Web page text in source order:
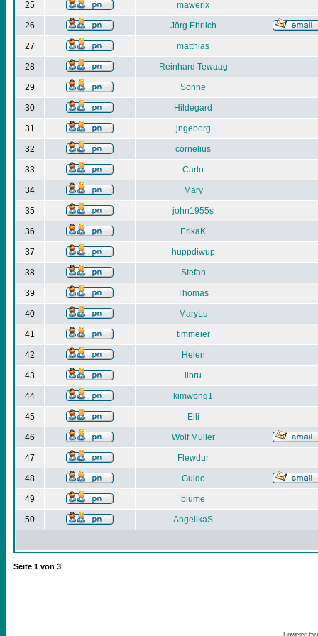
25 mawerix
26 Jörg Ehrlich
27 matthias
28 Reinhard Tewaag
29 Sonne
30 Hildegard
31 jngeborg
32 cornelius
33 Carlo
34 Mary
35 john1955s
36 ErikaK
37 huppdiwup
38 Stefan
39 Thomas
40 MaryLu
41 timmeier
42 Helen
43 libru
44 kimwong1
45 Elli
46 Wolf Müller
47 Flewdur
48 Guido
49 blume
50 AngelikaS
Seite 1 von 3
Powered by